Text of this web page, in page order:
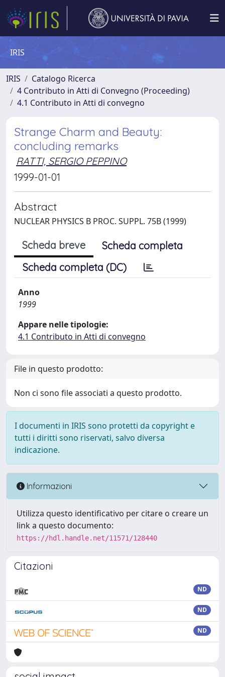
IRIS
IRIS
Catalogo Ricerca
4 Contributo in Atti di Convegno (Proceeding)
4.1 Contributo in Atti di convegno
Strange Charm and Beauty:
concluding remarks
RATTI, SERGIO PEPPINO
1999-01-01
Abstract
NUCLEAR PHYSICS B PROC. SUPPL. 75B (1999)
Scheda breve
Scheda completa
Scheda completa (DC)
Anno
1999
Appare nelle tipologie:
4.1 Contributo in Atti di convegno
File in questo prodotto:
Non ci sono file associati a questo prodotto.
I documenti in IRIS sono protetti da copyright e
tutti i diritti sono riservati, salvo diversa
indicazione.
Informazioni
Utilizza questo identificativo per citare o creare un
link a questo documento:
https://hdl.handle.net/11571/128440
Citazioni
ND
ND
ND